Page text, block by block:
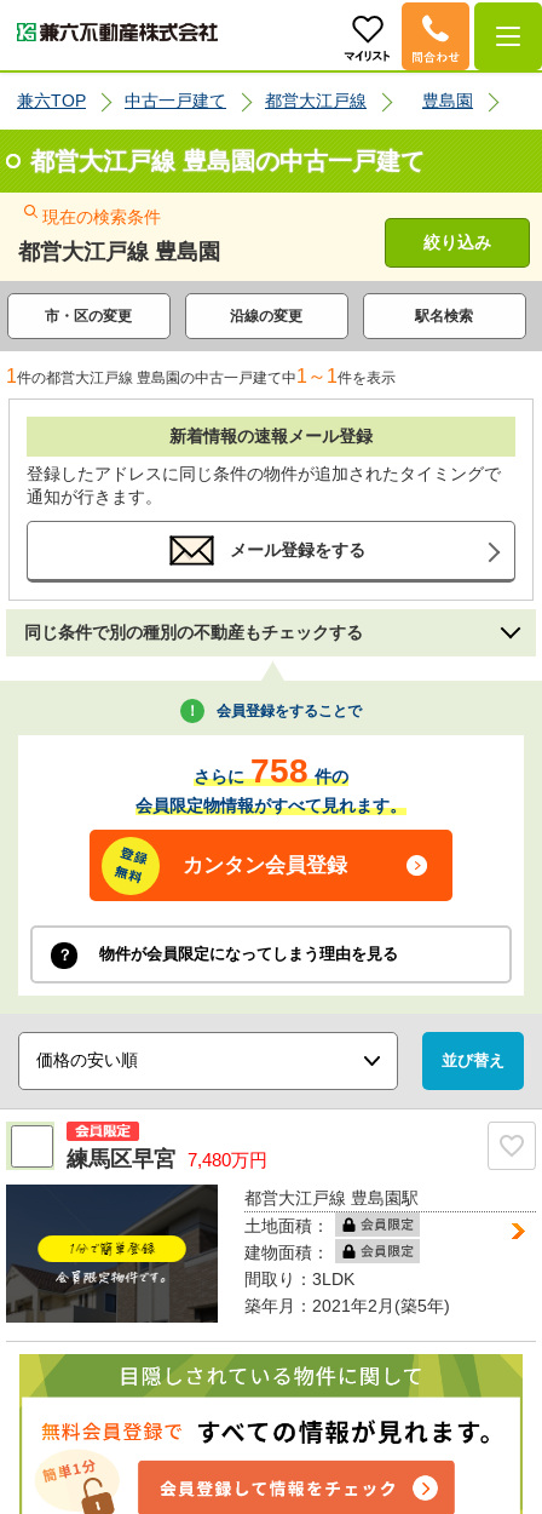
兼六TOP 中古一戸建て 都営大江戸線 豊島園
都営大江戸線 豊島園の中古一戸建て
現在の検索条件
都営大江戸線 豊島園 絞り込み
市・区の変更 沿線の変更 駅名検索
1件の都営大江戸線 豊島園の中古一戸建て中1～1件を表示
新着情報の速報メール登録
登録したアドレスに同じ条件の物件が追加されたタイミングで
通知が行きます。
メール登録をする
同じ条件で別の種別の不動産もチェックする
会員登録をすることで
さらに 758 件の
会員限定物情報がすべて見れます。
カンタン会員登録
物件が会員限定になってしまう理由を見る
練馬区早宮 7,480万円
都営大江戸線 豊島園駅
土地面積：
建物面積：
間取り：3LDK
築年月：2021年2月(築5年)